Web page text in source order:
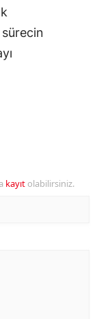
kayıt olabilirsiniz.